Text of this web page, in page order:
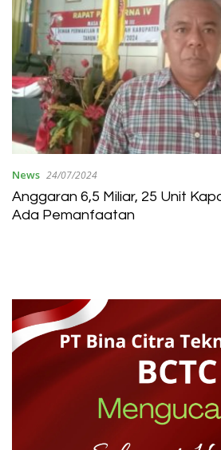
News 24/07/2024
Anggaran 6,5 Miliar, 25 Unit
Ada Pemanfaatan